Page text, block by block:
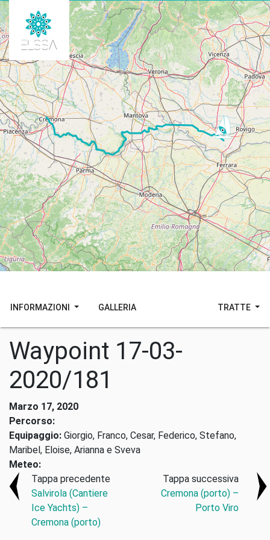
INFORMAZIONI GALLERIA TRATTE
Waypoint 17-03-
2020/181
Marzo 17, 2020
Percorso:
Equipaggio: Giorgio, Franco, Cesar, Federico, Stefano,
Maribel, Eloise, Arianna e Sveva
Meteo:
Tappa precedente
Salvirola (Cantiere
Ice Yachts) –
Cremona (porto)
Tappa successiva
Cremona (porto) –
Porto Viro